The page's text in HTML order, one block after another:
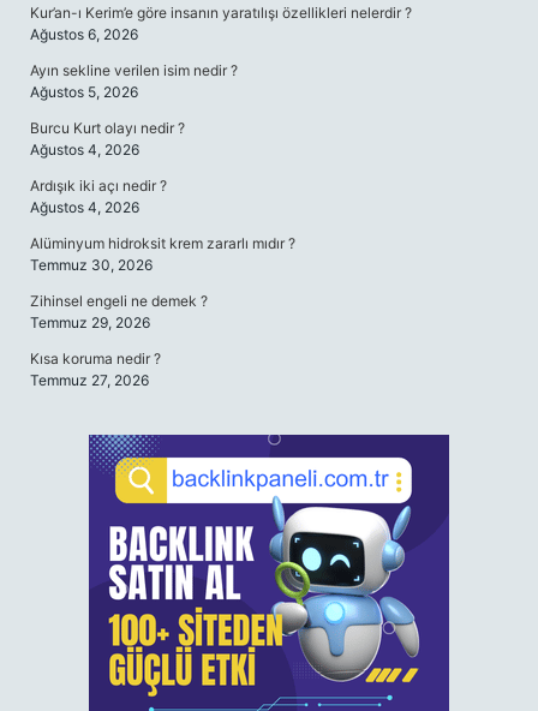
Kur’an-ı Kerim’e göre insanın yaratılışı özellikleri nelerdir ?
Ağustos 6, 2026
Ayın sekline verilen isim nedir ?
Ağustos 5, 2026
Burcu Kurt olayı nedir ?
Ağustos 4, 2026
Ardışık iki açı nedir ?
Ağustos 4, 2026
Alüminyum hidroksit krem zararlı mıdır ?
Temmuz 30, 2026
Zihinsel engeli ne demek ?
Temmuz 29, 2026
Kısa koruma nedir ?
Temmuz 27, 2026